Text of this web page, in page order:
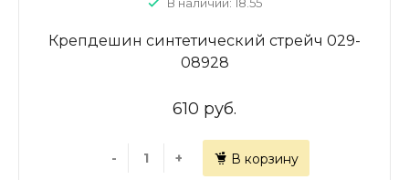
Крепдешин синтетический стрейч 029-
08928
610 руб.
- + В корзину